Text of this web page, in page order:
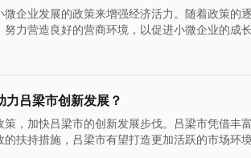
企业发展的政策来增强经济活力。随着政策的
力营造良好的营商环境，以促进小微企业的成
吕梁市创新发展？
，加快吕梁市的创新发展步伐。吕梁市凭借丰
扶持措施，吕梁市有望打造更加活跃的市场环